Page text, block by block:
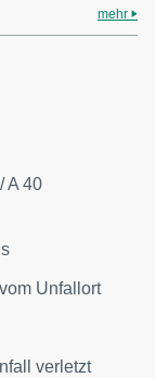
mehr
A 40
Unfallort
verletzt